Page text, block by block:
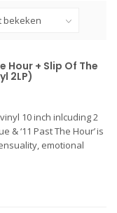
Hour + Slip Of The
2LP)
10 inch inlcuding 2
& ‘11 Past The Hour’ is
emotional
showcasing her at her